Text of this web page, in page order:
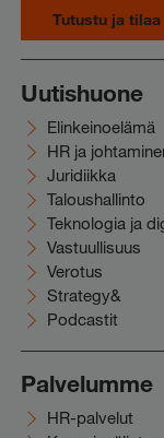
Tutustu ja tilaa
Uutishuone
Elinkeinoelämä
HR ja
Juridiikka
Taloushallinto
Teknologia ja
Vastuullisuus
Verotus
Strategy&
Podcastit
Palvelumme
HR-palvelut